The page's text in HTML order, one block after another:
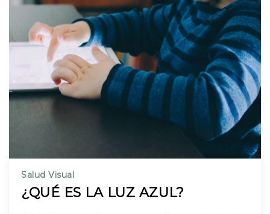
Salud Visual
¿QUÉ ES LA LUZ AZUL?